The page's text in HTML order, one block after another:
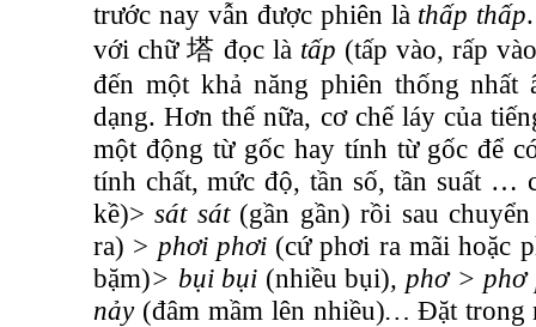
trước nay vẫn được phiên là thấp thấp
với chữ 塔 đọc là tấp (tấp vào, rấp
đến một khả năng phiên thống
dạng. Hơn thế nữa, cơ chế láy của
một động từ gốc hay tính từ gốc để
tính chất, mức độ, tần số, tần suất
kề)>sát sát(gần gần) rồi sau
ra) > phơi phơi (cứ phơi ra mãi hoặc
bặm)> bụi bụi (nhiều bụi), phơ > phơ
nảy (đâm mầm lên nhiều)… Đặt trong